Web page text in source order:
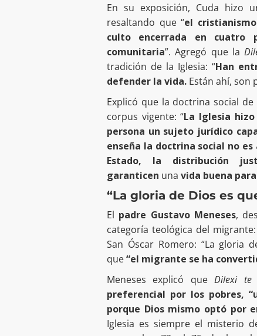
En su exposición, Cuda hizo
resaltando que “el
culto encerrada en cuatro
comunitaria”. Agregó que la
tradición de la Iglesia: “Han
defender la vida. Están ahí, son
Explicó que la doctrina social de
corpus vigente: “La Iglesia
persona un sujeto jurídico
enseña la doctrina social no
Estado, la distribución
garanticen una vida buena
“La gloria de Dios es
El padre Gustavo Meneses,
categoría teológica del migrante:
San Óscar Romero: “La gloria
que“el migrante se ha
Meneses explicó queDilexi te
preferencial por los pobres,
porque Dios mismo optó por
Iglesia es siempre el misterio